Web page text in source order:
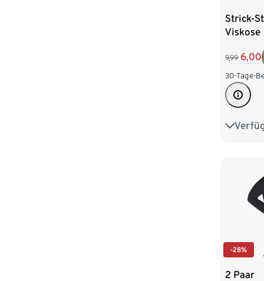
Strick-
Viskose
9,99 6,00
30-Tage-
S 36/38
XXL 52/
-28%
2 Paar